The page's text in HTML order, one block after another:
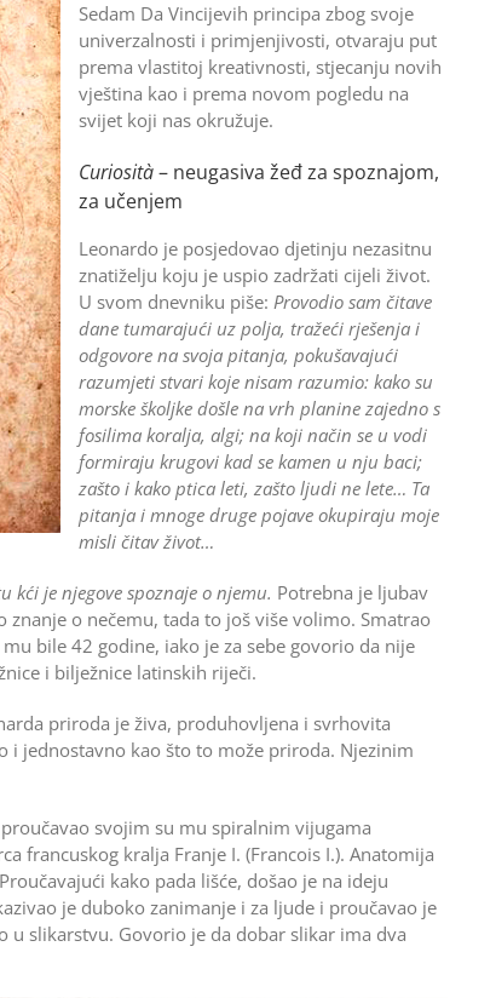
Sedam Da Vincijevih principa zbog svoje
univerzalnosti i primjenjivosti, otvaraju put
prema vlastitoj kreativnosti, stjecanju novih
vještina kao i prema novom pogledu na
svijet koji nas okružuje.
Curiosità– neugasiva žeđ za spoznajom,
za učenjem
Leonardo je posjedovao djetinju nezasitnu
znatiželju koju je uspio zadržati cijeli život.
U svom dnevniku piše: Provodio sam čitave
dane tumarajući uz polja, tražeći rješenja i
odgovore na svoja pitanja, pokušavajući
razumjeti stvari koje nisam razumio: kako su
morske školjke došle na vrh planine zajedno s
fosilima koralja, algi; na koji način se u vodi
formiraju krugovi kad se kamen u nju baci;
zašto i kako ptica leti, zašto ljudi ne lete… Ta
pitanja i mnoge druge pojave okupiraju moje
misli čitav život…
kći je njegove spoznaje o njemu. Potrebna je ljubav
o nečemu, tada to još više volimo. Smatrao
bile 42 godine, iako je za sebe govorio da nije
i bilježnice latinskih riječi.
priroda je živa, produhovljena i svrhovita
i jednostavno kao što to može priroda. Njezinim
svojim su mu spiralnim vijugama
francuskog kralja Franje I. (Francois I.). Anatomija
kako pada lišće, došao je na ideju
je duboko zanimanje i za ljude i proučavao je
u slikarstvu. Govorio je da dobar slikar ima dva